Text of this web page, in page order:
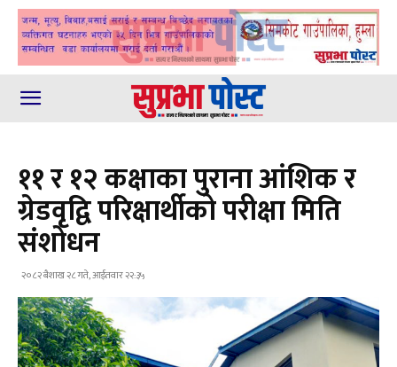
११ र १२ कक्षाका पुराना आंशिक र
ग्रेडवृद्वि परिक्षार्थीको परीक्षा मिति
संशोधन
२०८२ बैशाख २८ गते, आईतवार २२:३५